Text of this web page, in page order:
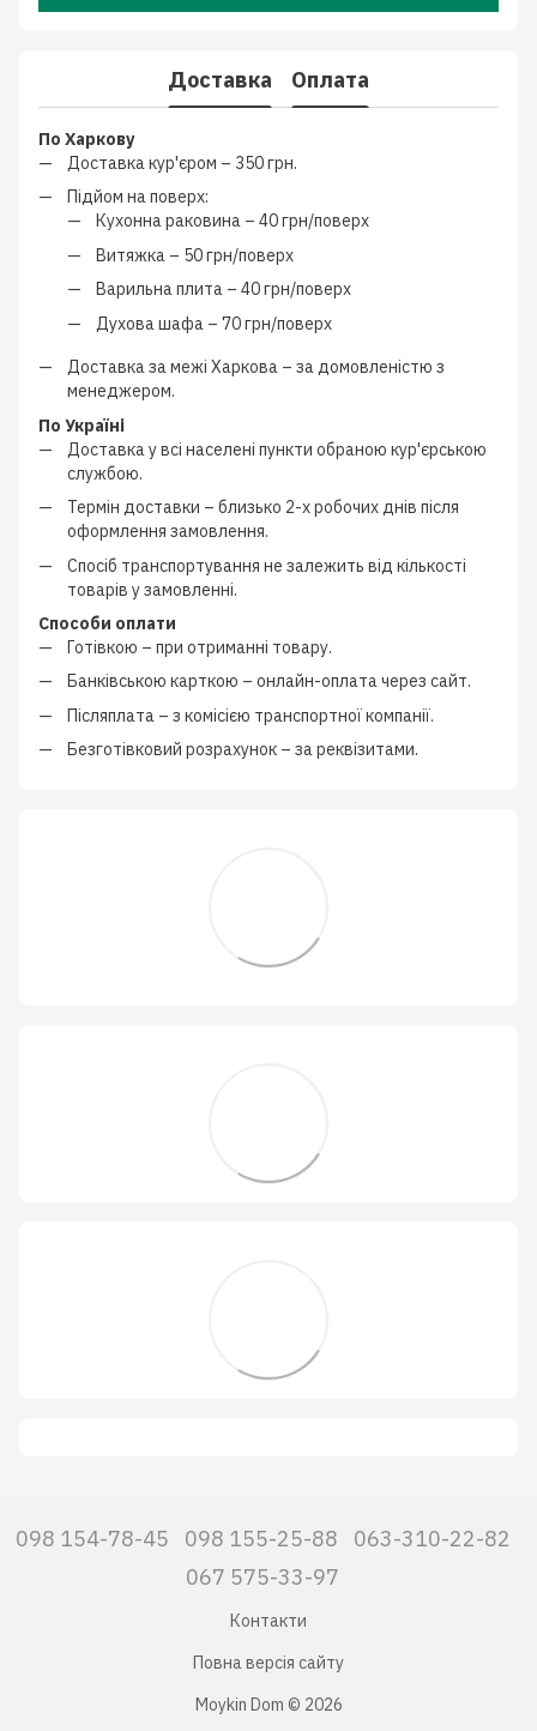
Доставка Оплата
По Харкову
Доставка кур'єром – 350 грн.
Підйом на поверх:
Кухонна раковина – 40 грн/поверх
Витяжка – 50 грн/поверх
Варильна плита – 40 грн/поверх
Духова шафа – 70 грн/поверх
Доставка за межі Харкова – за домовленістю з
менеджером.
По Україні
Доставка у всі населені пункти обраною кур'єрською
службою.
Термін доставки – близько 2-х робочих днів після
оформлення замовлення.
Спосіб транспортування не залежить від кількості
товарів у замовленні.
Способи оплати
Готівкою – при отриманні товару.
Банківською карткою – онлайн-оплата через сайт.
Післяплата – з комісією транспортної компанії.
Безготівковий розрахунок – за реквізитами.
098 154-78-45 098 155-25-88
063-310-22-82
067 575-33-97
Контакти
Повна версія сайту
Moykin Dom © 2026